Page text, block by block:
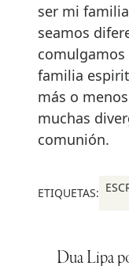
ser mi
seamos
comulgamos
familia
más o
muchas
comunión.
ETIQUETAS:
Dua Lipa